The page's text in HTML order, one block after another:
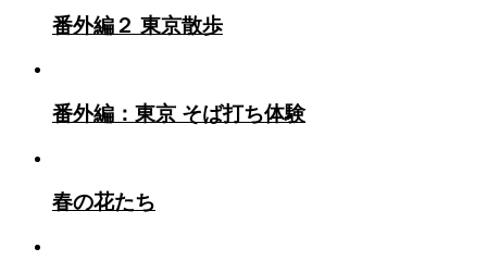
番外編２ 東京散歩
番外編：東京 そば打ち体験
春の花たち